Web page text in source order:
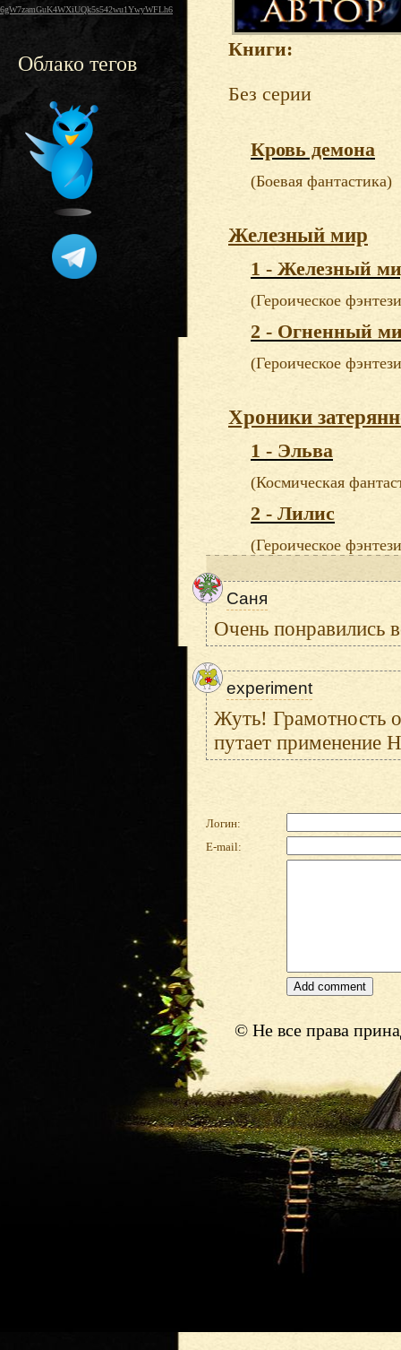
Облако тегов
Книги:
Без серии
Кровь демона
(Боевая фантастика)
Железный мир
1 - Железный
(Героическое
2 - Огненный
(Героическое
Хроники
1 - Эльва
(Космическая
2 - Лилис
(Героическое
Саня
Очень понравились
experiment
Жуть! Грамотность
путает применение
Логин:
E-mail:
© Не все права